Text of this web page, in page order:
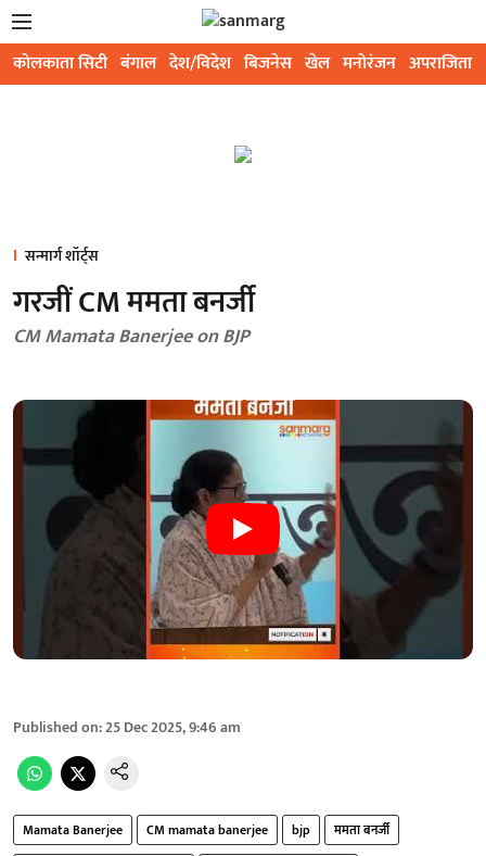
कोलकाता सिटी बंगाल देश/विदेश बिजनेस खेल मनोरंजन अपराजिता
सन्मार्ग शॉर्ट्स
गरजीं CM ममता बनर्जी
CM Mamata Banerjee on BJP
Published on:25 Dec 2025, 9:46 am
Mamata Banerjee CM mamata banerjee bjp
ममता बनर्जी